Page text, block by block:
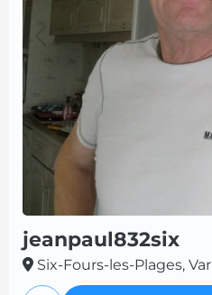
jeanpaul832six
Six-Fours-les-Plages, Var